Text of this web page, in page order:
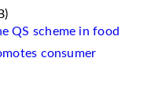
QS scheme in food
consumer